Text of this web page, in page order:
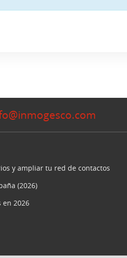
y ampliar tu red de contactos
(2026)
en 2026